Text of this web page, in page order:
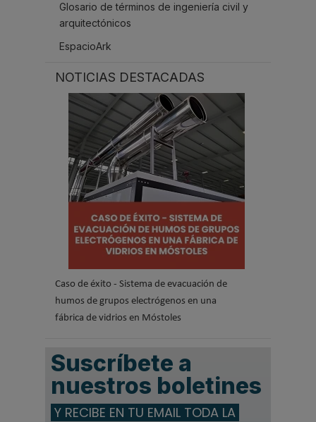
Glosario de términos de ingeniería civil y
arquitectónicos
EspacioArk
NOTICIAS DESTACADAS
Caso de éxito - Sistema de evacuación de
humos de grupos electrógenos en una
fábrica de vidrios en Móstoles
Suscríbete a
nuestros boletines
Y RECIBE EN TU EMAIL TODA LA